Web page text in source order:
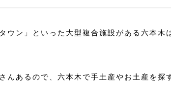
ウン」といった大型複合施設がある六本木
んあるので、六本木で手土産やお土産を探